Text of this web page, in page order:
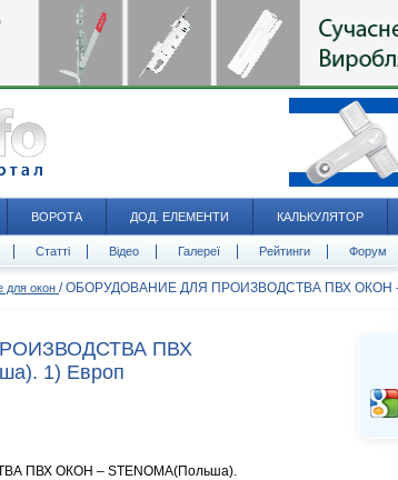
ВОРОТА ДОД. ЕЛЕМЕНТИ КАЛЬКУЛЯТОР
Статті Відео Галереї Рейтинги Форум
для окон / ОБОРУДОВАНИЕ ДЛЯ ПРОИЗВОДСТВА ПВХ ОКОН –
ПВХ
1) Европ
ПВХ ОКОН – STENOMA(Польша).